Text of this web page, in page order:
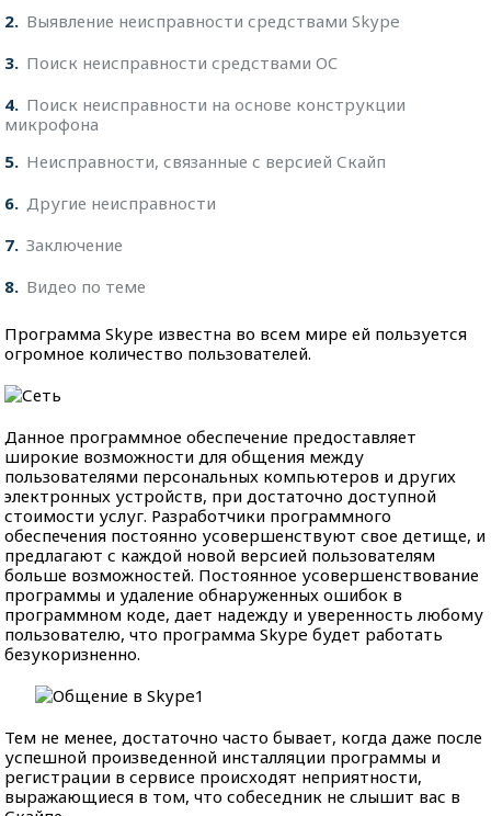
2 Выявление неисправности средствами Skype
3 Поиск неисправности средствами ОC
4 Поиск неисправности на основе конструкции
микрофона
5 Неисправности, связанные с версией Скайп
6 Другие неисправности
7 Заключение
8 Видео по теме
Программа Skype известна во всем мире ей пользуется
огромное количество пользователей.
Данное программное обеспечение предоставляет
широкие возможности для общения между
пользователями персональных компьютеров и других
электронных устройств, при достаточно доступной
стоимости услуг. Разработчики программного
обеспечения постоянно усовершенствуют свое детище, и
предлагают с каждой новой версией пользователям
больше возможностей. Постоянное усовершенствование
программы и удаление обнаруженных ошибок в
программном коде, дает надежду и уверенность любому
пользователю, что программа Skype будет работать
безукоризненно.
Тем не менее, достаточно часто бывает, когда даже после
успешной произведенной инсталляции программы и
регистрации в сервисе происходят неприятности,
выражающиеся в том, что собеседник не слышит вас в